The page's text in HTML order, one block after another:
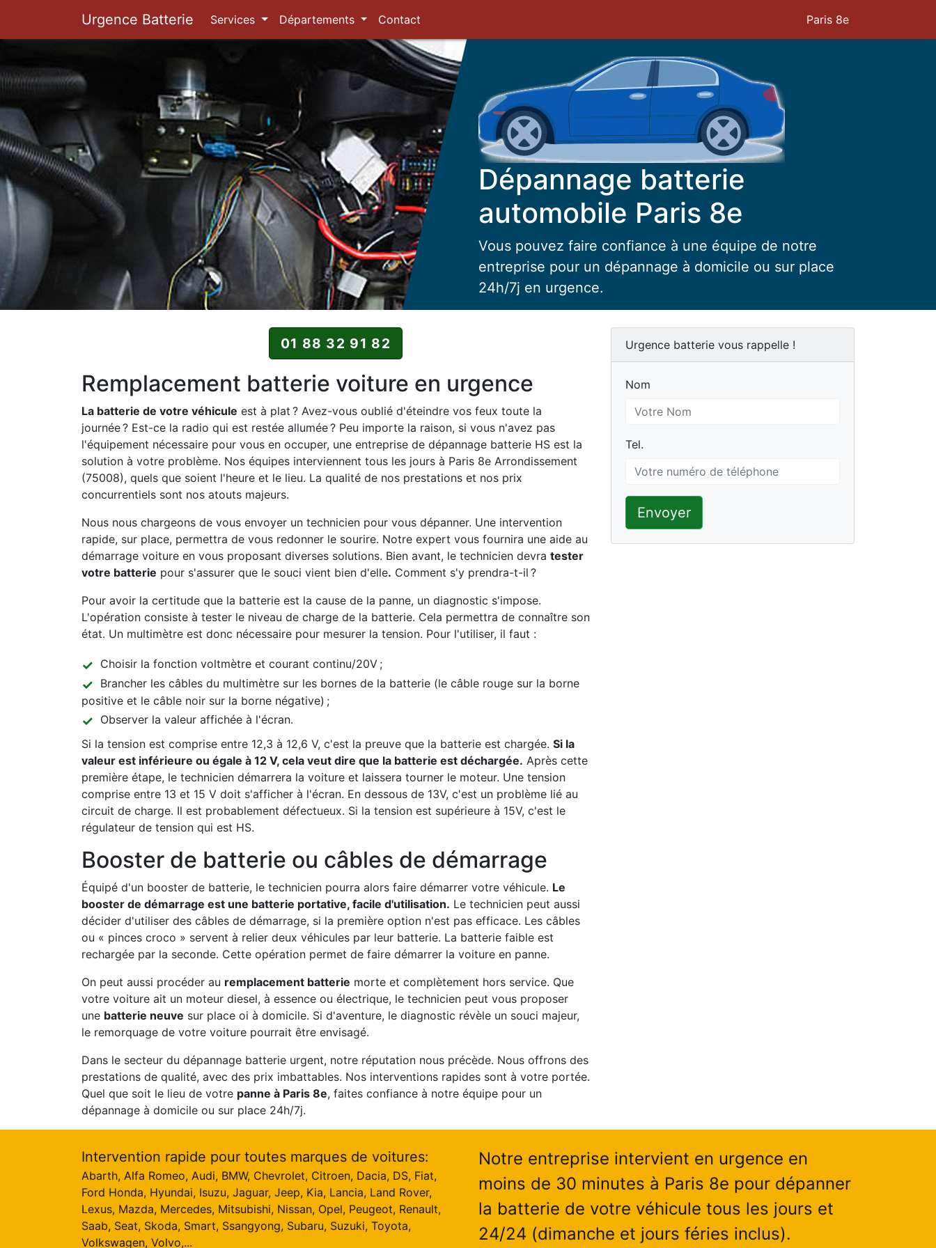
Urgence Batterie Services Départements Contact Paris 8e
Dépannage batterie
automobile Paris 8e
Vous pouvez faire confiance à une équipe de notre
entreprise pour un dépannage à domicile ou sur place
24h/7j en urgence.
01 88 32 91 82
Remplacement batterie voiture en urgence
La batterie de votre véhicule est à plat ? Avez-vous oublié d'éteindre vos feux toute la
journée ? Est-ce la radio qui est restée allumée ? Peu importe la raison, si vous n'avez pas
l'équipement nécessaire pour vous en occuper, une entreprise de dépannage batterie HS est la
solution à votre problème. Nos équipes interviennent tous les jours à Paris 8e Arrondissement
(75008), quels que soient l'heure et le lieu. La qualité de nos prestations et nos prix
concurrentiels sont nos atouts majeurs.
Nous nous chargeons de vous envoyer un technicien pour vous dépanner. Une intervention
rapide, sur place, permettra de vous redonner le sourire. Notre expert vous fournira une aide au
démarrage voiture en vous proposant diverses solutions. Bien avant, le technicien devra tester
votre batterie pour s'assurer que le souci vient bien d'elle. Comment s'y prendra-t-il ?
Pour avoir la certitude que la batterie est la cause de la panne, un diagnostic s'impose.
L'opération consiste à tester le niveau de charge de la batterie. Cela permettra de connaître son
état. Un multimètre est donc nécessaire pour mesurer la tension. Pour l'utiliser, il faut :
Choisir la fonction voltmètre et courant continu/20V ;
Brancher les câbles du multimètre sur les bornes de la batterie (le câble rouge sur la borne
positive et le câble noir sur la borne négative) ;
Observer la valeur affichée à l'écran.
Si la tension est comprise entre 12,3 à 12,6 V, c'est la preuve que la batterie est chargée. Si la
valeur est inférieure ou égale à 12 V, cela veut dire que la batterie est déchargée. Après cette
première étape, le technicien démarrera la voiture et laissera tourner le moteur. Une tension
comprise entre 13 et 15 V doit s'afficher à l'écran. En dessous de 13V, c'est un problème lié au
circuit de charge. Il est probablement défectueux. Si la tension est supérieure à 15V, c'est le
régulateur de tension qui est HS.
Booster de batterie ou câbles de démarrage
Équipé d'un booster de batterie, le technicien pourra alors faire démarrer votre véhicule. Le
booster de démarrage est une batterie portative, facile d'utilisation. Le technicien peut aussi
décider d'utiliser des câbles de démarrage, si la première option n'est pas efficace. Les câbles
ou « pinces croco » servent à relier deux véhicules par leur batterie. La batterie faible est
rechargée par la seconde. Cette opération permet de faire démarrer la voiture en panne.
On peut aussi procéder au remplacement batterie morte et complètement hors service. Que
votre voiture ait un moteur diesel, à essence ou électrique, le technicien peut vous proposer
une batterie neuve sur place oi à domicile. Si d'aventure, le diagnostic révèle un souci majeur,
le remorquage de votre voiture pourrait être envisagé.
Dans le secteur du dépannage batterie urgent, notre réputation nous précède. Nous offrons des
prestations de qualité, avec des prix imbattables. Nos interventions rapides sont à votre portée.
Quel que soit le lieu de votre panne à Paris 8e, faites confiance à notre équipe pour un
dépannage à domicile ou sur place 24h/7j.
Urgence batterie vous rappelle !
Nom
Nom
Tel.
Tel.
Envoyer
Intervention rapide pour toutes marques de voitures:
Abarth, Alfa Romeo, Audi, BMW, Chevrolet, Citroen, Dacia, DS, Fiat,
Ford Honda, Hyundai, Isuzu, Jaguar, Jeep, Kia, Lancia, Land Rover,
Lexus, Mazda, Mercedes, Mitsubishi, Nissan, Opel, Peugeot, Renault,
Saab, Seat, Skoda, Smart, Ssangyong, Subaru, Suzuki, Toyota,
Volkswagen, Volvo,...
Notre entreprise intervient en urgence en
moins de 30 minutes à Paris 8e pour dépanner
la batterie de votre véhicule tous les jours et
24/24 (dimanche et jours féries inclus).